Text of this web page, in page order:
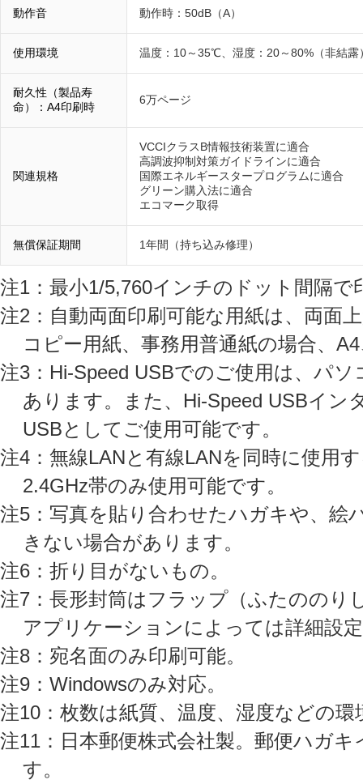
動作音 動作時：50dB（A）
使用環境 温度：10～35℃、湿度：20～80%（非結露
耐久性（製品寿
命）：A4印刷時
6万ページ
関連規格
VCCIクラスB情報技術装置に適合
高調波抑制対策ガイドラインに適合
国際エネルギースタープログラムに適合
グリーン購入法に適合
エコマーク取得
無償保証期間 1年間（持ち込み修理）
注1：最小1/5,760インチのドット間隔で
注2：自動両面印刷可能な用紙は、両面
コピー用紙、事務用普通紙の場合、
注3：Hi-Speed USBでのご使用は、パ
あります。また、Hi-Speed USBイン
USBとしてご使用可能です。
注4：無線LANと有線LANを同時に使用
2.4GHz帯のみ使用可能です。
注5：写真を貼り合わせたハガキや、絵
きない場合があります。
注6：折り目がないもの。
注7：長形封筒はフラップ（ふたののり
アプリケーションによっては詳細設
注8：宛名面のみ印刷可能。
注9：Windowsのみ対応。
注10：枚数は紙質、温度、湿度などの
注11：日本郵便株式会社製。郵便ハガ
す。